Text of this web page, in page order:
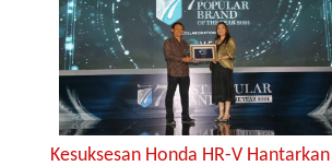
Kesuksesan Honda HR-V